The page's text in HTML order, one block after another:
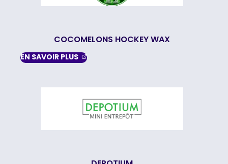
COCOMELONS HOCKEY WAX
EN SAVOIR PLUS , OPENS IN A NEW TAB